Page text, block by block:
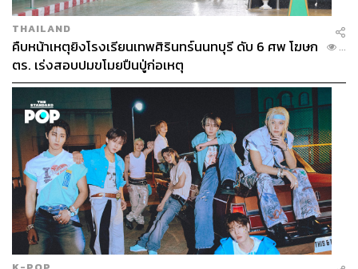
THAILAND
คืบหน้าเหตุยิงโรงเรียนเทพศิรินทร์นนทบุรี ดับ 6 ศพ โฆษก
ตร. เร่งสอบปมขโมยปืนปู่ก่อเหตุ
...